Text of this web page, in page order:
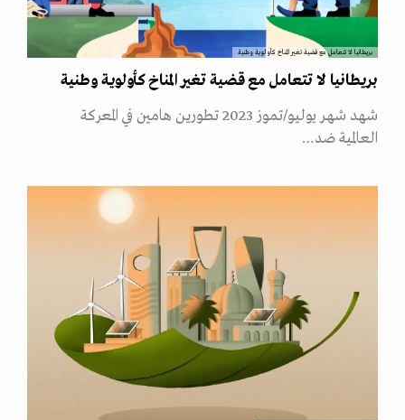
بريطانيا لا تتعامل مع قضية تغير المناخ كأولوية وطنية
بريطانيا لا تتعامل مع قضية تغير المناخ كأولوية وطنية
شهد شهر يوليو/تموز 2023 تطورين هامين في المعركة
العالمية ضد…